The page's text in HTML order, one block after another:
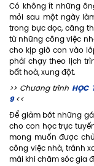
Có không ít những
mỏi sau một ngày
trong bực dọc, căng
từ những công việc
cho kịp giờ con vào
phải chạy theo lịch
bất hoà, xung đột.
>> Chương trìnhHỌC
9<<
Để giảm bớt những
cho con học trực
mong muốn được
công việc nhà, tránh
mái khi chăm sóc gia